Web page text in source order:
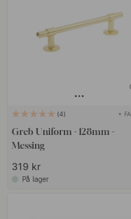
4 +
Greb Uniform - 128mm -
Messing
319 kr
På lager